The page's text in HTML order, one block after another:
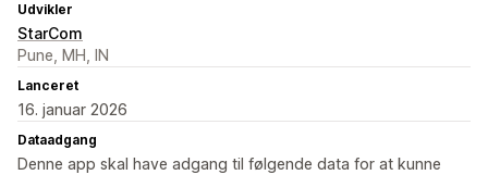
Udvikler
StarCom
Pune, MH, IN
Lanceret
16. januar 2026
Dataadgang
Denne app skal have adgang til følgende data for at kunne